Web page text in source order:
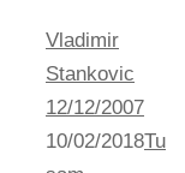
Vladimir
Stankovic
12/12/2007
10/02/2018Tu